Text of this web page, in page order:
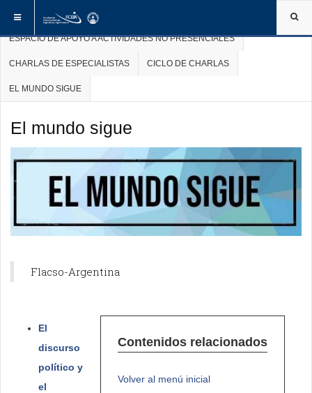
ESTÁ AQUÍ: INICIO
ESPACIO DE APOYO A ACTIVIDADES NO PRESENCIALES
CHARLAS DE ESPECIALISTAS CICLO DE CHARLAS
EL MUNDO SIGUE
El mundo sigue
Flacso-Argentina
Contenidos relacionados
Volver al menú inicial
El
discurso
político y
el
(Ignacio
Ramírez,
4
de